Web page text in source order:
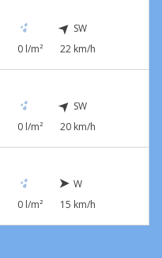
0 l/m²
SW
22 km/h
0 l/m²
SW
20 km/h
0 l/m²
W
15 km/h